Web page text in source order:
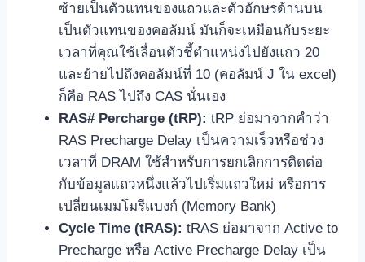
ซ้ายเป็นตัวแทนของแถวและตัวอักษรด้านบน
เป็นตัวแทนของคอลัมน์ มันก็จะเหมือนกับระยะ
เวลาที่คุณใช้เลื่อนตัวชี้ตำแหน่งไปยังแถว 20
และย้ายไปถึงคอลัมน์ที่ 10 (คอลัมน์ J ใน excel)
ก็คือ RAS ไปถึง CAS นั่นเอง
RAS# Percharge (tRP): tRP ย่อมาจากคำว่า
RAS Precharge Delay เป็นความเร็วหรือช่วง
เวลาที่ DRAM ใช้สำหรับการยกเลิกการติดต่อ
กับข้อมูลแถวหนึ่งแล้วไปเริ่มแถวใหม่ หรือการ
เปลี่ยนเมมโมรีแบงก์ (Memory Bank)
Cycle Time (tRAS): tRAS ย่อมาจาก Active to
Precharge หรือ Active Precharge Delay เป็น